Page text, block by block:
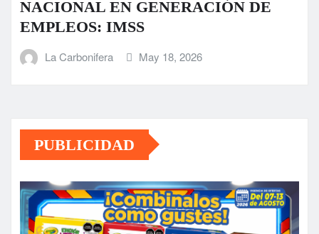
NACIONAL EN GENERACIÓN DE
EMPLEOS: IMSS
La Carbonifera May 18, 2026
PUBLICIDAD